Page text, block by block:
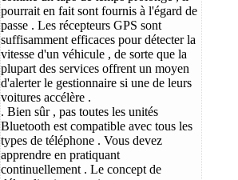
pourrait en fait sont fournis à l'égard de
passe . Les récepteurs GPS sont
suffisamment efficaces pour détecter la
vitesse d'un véhicule , de sorte que la
plupart des services offrent un moyen
d'alerter le gestionnaire si une de leurs
voitures accélère .
. Bien sûr , pas toutes les unités
Bluetooth est compatible avec tous les
types de téléphone . Vous devez
apprendre en pratiquant
continuellement . Le concept de